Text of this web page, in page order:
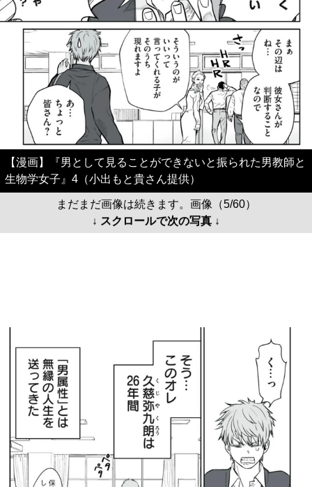
【漫画】『男として見ることができないと振られた男教師と
生物学女子』4（小出もと貴さん提供）
まだまだ画像は続きます。画像（5/60）
↓ スクロールで次の写真 ↓